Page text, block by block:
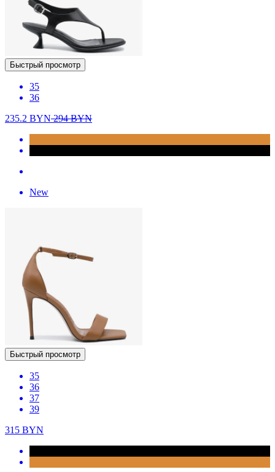
Быстрый просмотр
35
36
235.2 BYN294BYN
New
Быстрый просмотр
35
36
37
39
315 BYN